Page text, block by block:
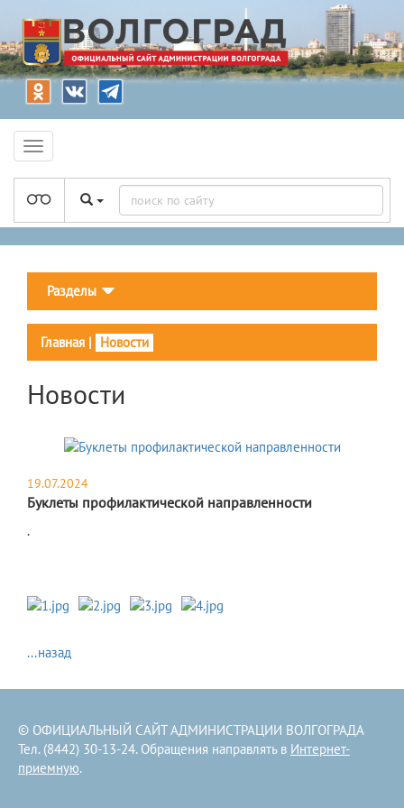
Разделы
Главная | Новости
Новости
19.07.2024
Буклеты профилактической направленности
​.
...назад
© ОФИЦИАЛЬНЫЙ САЙТ АДМИНИСТРАЦИИ ВОЛГОГРАДА
Тел. (8442) 30-13-24. Обращения направлять в Интернет-
приемную.